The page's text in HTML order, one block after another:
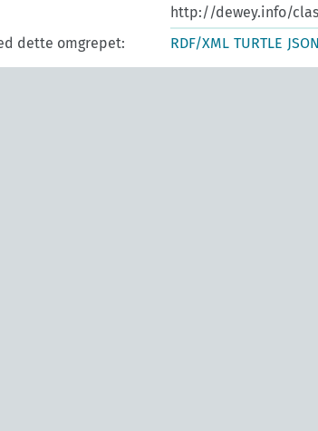
http://dewey.info/
dette omgrepet:
RDF/XML TURTLE